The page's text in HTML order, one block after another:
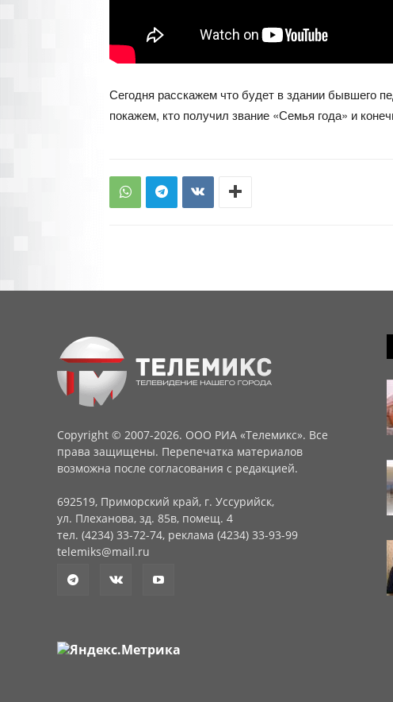
Сегодня расскажем что будет в здании бывшего
покажем, кто получил звание «Семья года» и
Copyright © 2007-2026. ООО РИА «Телемикс». Все
права защищены. Перепечатка материалов
возможна после согласования с редакцией.
692519, Приморский край, г. Уссурийск,
ул. Плеханова, зд. 85в, помещ. 4
тел. (4234) 33-72-74, реклама (4234) 33-93-99
telemiks@mail.ru